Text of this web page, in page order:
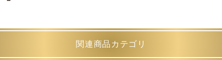
関連商品カテゴリ